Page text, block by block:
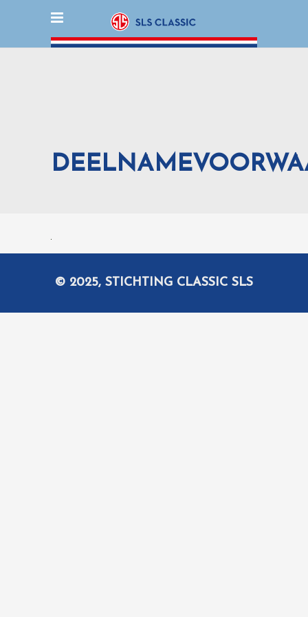
© 2025, STICHTING CLASSIC SLS